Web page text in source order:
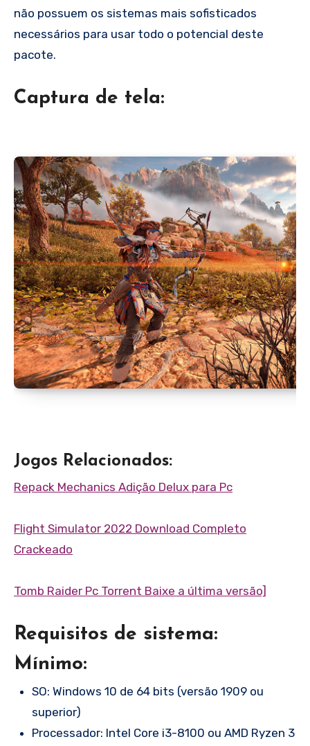
não possuem os sistemas mais sofisticados
necessários para usar todo o potencial deste
pacote.
Captura de tela:
Jogos Relacionados:
Repack Mechanics Adição Delux para Pc
Flight Simulator 2022 Download Completo
Crackeado
Tomb Raider Pc Torrent Baixe a última versão]
Requisitos de sistema:
Mínimo:
SO: Windows 10 de 64 bits (versão 1909 ou
superior)
Processador: Intel Core i3-8100 ou AMD Ryzen 3